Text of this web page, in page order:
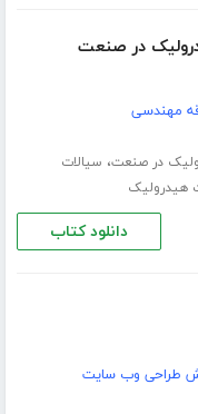
در صنعت
مهندسی
در صنعت، سیالات
هیدرولیک
دانلود کتاب
طراحی وب سایت